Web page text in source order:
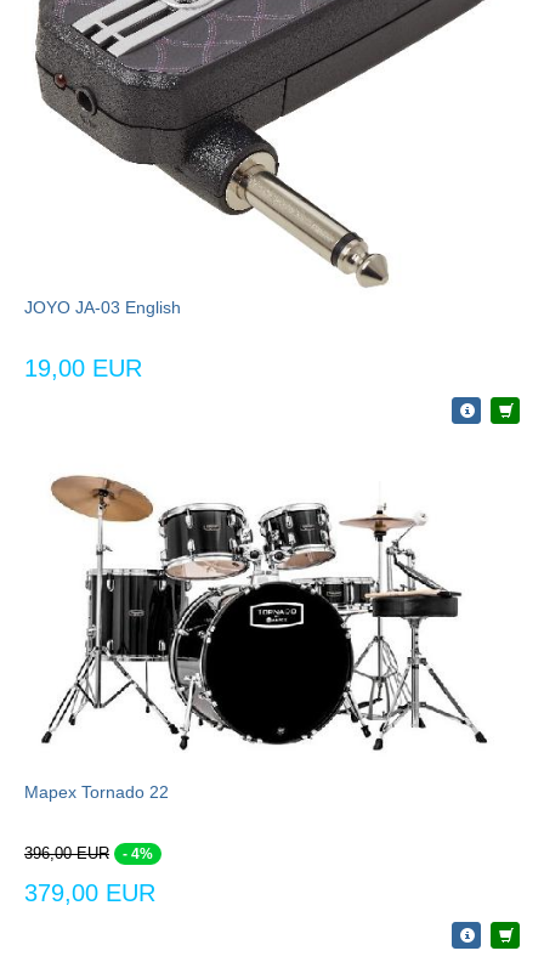
JOYO JA-03 English
19,00 EUR
Mapex Tornado 22
396,00 EUR - 4%
379,00 EUR